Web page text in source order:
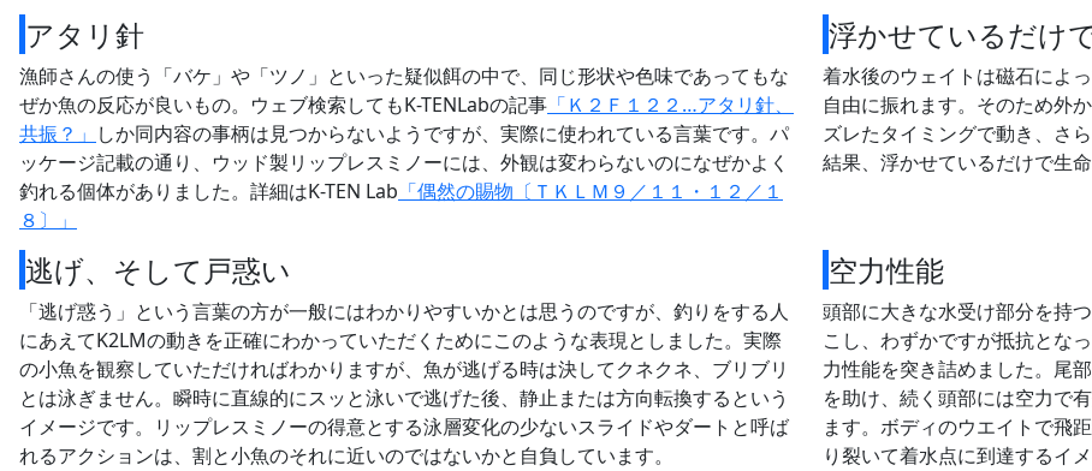
アタリ針
漁師さんの使う「バケ」や「ツノ」といった疑似餌の中で、同じ形状や色味であってもな
ぜか魚の反応が良いもの。ウェブ検索してもK-TENLabの記事 「Ｋ２Ｆ１２２…アタリ針、
共振？」 しか同内容の事柄は見つからないようですが、実際に使われている言葉です。パ
ッケージ記載の通り、ウッド製リップレスミノーには、外観は変わらないのになぜかよく
釣れる個体がありました。詳細はK-TEN Lab 「偶然の賜物〔ＴＫＬＭ９／１１・１２／１
８〕」
浮かせているだけ
着水後のウェイトは磁石によ
自由に振れます。そのため外
ズレたタイミングで動き、さ
結果、浮かせているだけで生
逃げ、そして戸惑い
「逃げ惑う」という言葉の方が一般にはわかりやすいかとは思うのですが、釣りをする人
にあえてK2LMの動きを正確にわかっていただくためにこのような表現としました。実際
の小魚を観察していただければわかりますが、魚が逃げる時は決してクネクネ、ブリブリ
とは泳ぎません。瞬時に直線的にスッと泳いで逃げた後、静止または方向転換するという
イメージです。リップレスミノーの得意とする泳層変化の少ないスライドやダートと呼ば
れるアクションは、割と小魚のそれに近いのではないかと自負しています。
空力性能
頭部に大きな水受け部分を持
こし、わずかですが抵抗とな
力性能を突き詰めました。尾
を助け、続く頭部には空力で
ます。ボディのウエイトで飛
り裂いて着水点に到達するイメ